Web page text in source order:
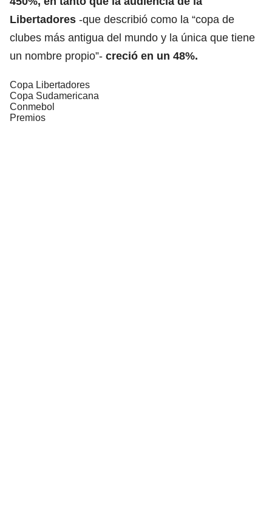
Libertadores -que describió como la “copa de
clubes más antigua del mundo y la única que tiene
un nombre propio”- creció en un 48%.
Copa Libertadores
Copa Sudamericana
Conmebol
Premios